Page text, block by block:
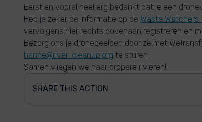
Eerst en vooral heel erg bedankt dat je een
Heb je zeker de informatie op de Waste
vervolgens hier rechts bovenaan registreren en
Bezorg ons je dronebeelden door ze met
hanne@river-cleanup.org te sturen.
Samen vliegen we naar propere rivieren!
SHARE THIS ACTION